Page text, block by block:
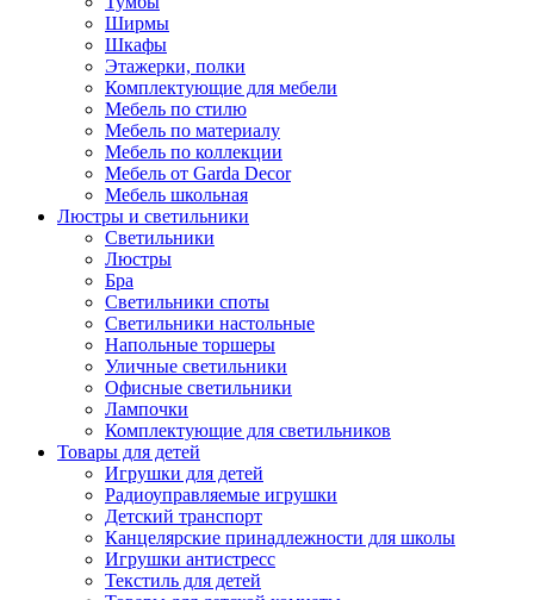
Ширмы
Шкафы
Этажерки, полки
Комплектующие для мебели
Мебель по стилю
Мебель по материалу
Мебель по коллекции
Мебель от Garda Decor
Мебель школьная
Люстры и светильники
Светильники
Люстры
Бра
Светильники споты
Светильники настольные
Напольные торшеры
Уличные светильники
Офисные светильники
Лампочки
Комплектующие для светильников
Товары для детей
Игрушки для детей
Радиоуправляемые игрушки
Детский транспорт
Канцелярские принадлежности для школы
Игрушки антистресс
Текстиль для детей